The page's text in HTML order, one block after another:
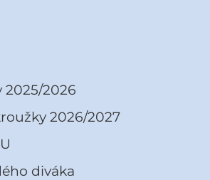
2025/2026
2026/2027
diváka